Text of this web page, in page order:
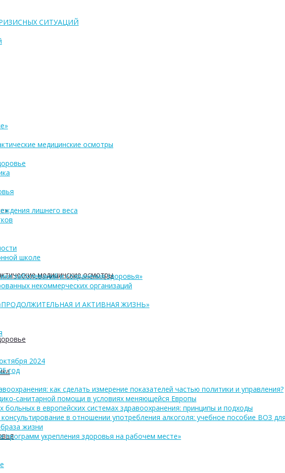
медицинские осмотры
СИТУАЦИЙ
медицинские осмотры
лишнего веса
школе
заболеваний и сохранения здоровья»
некоммерческих организаций
И АКТИВНАЯ ЖИЗНЬ»
2024
год
как сделать измерение показателей частью политики и управления?
санитарной помощи в условиях меняющейся Европы
больных в европейских системах здравоохранения: принципы и подходы
в отношении употребления алкоголя: учебное пособие ВОЗ
жизни
программ укрепления здоровья на рабочем месте»